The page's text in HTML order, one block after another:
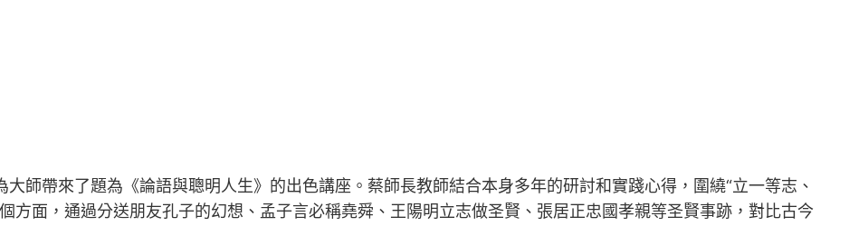
師帶來了題為《論語與聰明人生》的出色講座。蔡師長教師結合本身多年的研討和實踐心得，圍繞“立一等志、
方面，通過分送朋友孔子的幻想、孟子言必稱堯舜、王陽明立志做圣賢、張居正忠國孝親等圣賢事跡，對比古今